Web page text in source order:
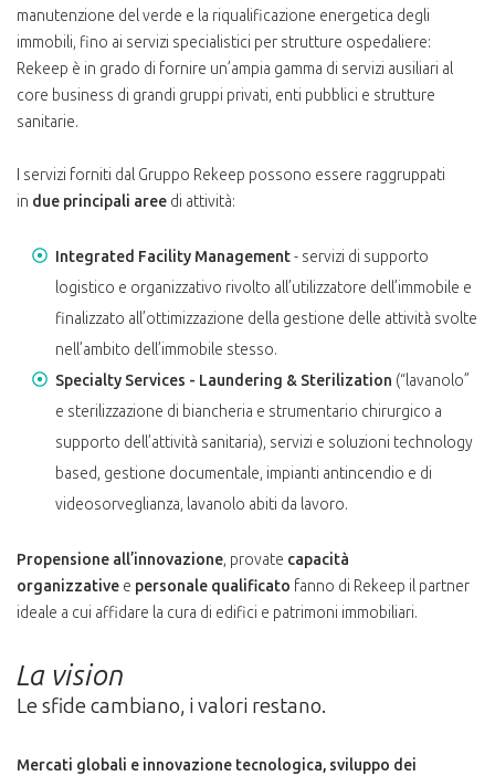
manutenzione del verde e la riqualificazione energetica degli
immobili, fino ai servizi specialistici per strutture ospedaliere:
Rekeep è in grado di fornire un’ampia gamma di servizi ausiliari al
core business di grandi gruppi privati, enti pubblici e strutture
sanitarie.
I servizi forniti dal Gruppo Rekeep possono essere raggruppati
in due principali aree di attività:
Integrated Facility Management- servizi di supporto
logistico e organizzativo rivolto all’utilizzatore dell’immobile e
finalizzato all’ottimizzazione della gestione delle attività svolte
nell’ambito dell’immobile stesso.
Specialty Services - Laundering & Sterilization (“lavanolo”
e sterilizzazione di biancheria e strumentario chirurgico a
supporto dell’attività sanitaria), servizi e soluzioni technology
based, gestione documentale, impianti antincendio e di
videosorveglianza, lavanolo abiti da lavoro.
Propensione all’innovazione, provate capacità
organizzative e personale qualificato fanno di Rekeep il partner
ideale a cui affidare la cura di edifici e patrimoni immobiliari.
La vision
Le sfide cambiano, i valori restano.
Mercati globali e innovazione tecnologica, sviluppo dei